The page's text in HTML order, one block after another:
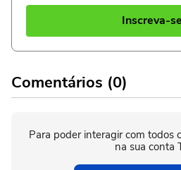
Inscreva-se
Comentários (0)
Para poder interagir com todos
na sua conta